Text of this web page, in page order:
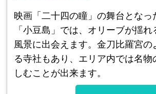
映画「二十四の瞳」の舞台となっ
「小豆島」では、オリーブが揺
風景に出会えます。金刀比羅宮の
る寺社もあり、エリア内では名物
しむことが出来ます。